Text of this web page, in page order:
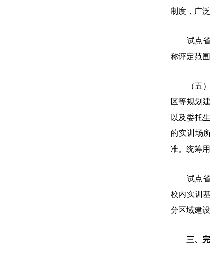
制度，广
试点省份
称评定范
（五）建
区等规划
以及委托
的实训场
准。统筹
试点省份
校内实训
分区域建
三、